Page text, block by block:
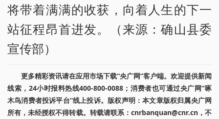
将带着满满的收获，向着人生的下一
站征程昂首进发。（来源：确山县委
宣传部）
更多精彩资讯请在应用市场下载“央广网”客户端。欢迎提供新闻
线索，24小时报料热线400-800-0088；消费者也可通过央广网“啄
木鸟消费者投诉平台”线上投诉。版权声明：本文章版权归属央广网
所有，未经授权不得转载。转载请联系：cnrbanquan@cnr.cn，不